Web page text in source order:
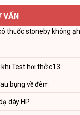
VẤN
thuốc stoneby không ạh
Test hơi thở c13
bụng về đêm
dày HP